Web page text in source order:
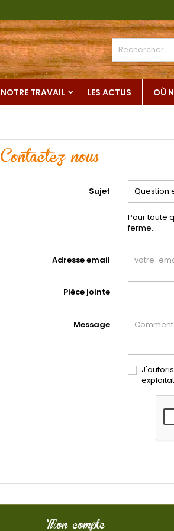
NOTRE TRAVAIL LES ACTUS OÙ
Contactez nous
Sujet
Pour toute
ferme...
Adresse email
Pièce jointe
Message
Mon compte